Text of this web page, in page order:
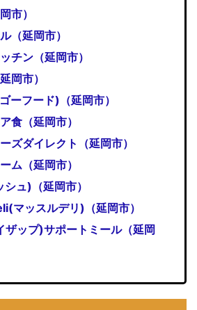
市）
（延岡市）
チン（延岡市）
岡市）
ーフード)（延岡市）
食（延岡市）
ズダイレクト（延岡市）
ム（延岡市）
ュ)（延岡市）
マッスルデリ)（延岡市）
ザップ)サポートミール（延岡